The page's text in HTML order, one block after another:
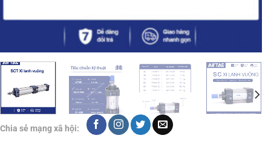
Chia sẻ mạng xã hội: